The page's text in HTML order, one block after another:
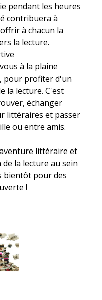
pendant les heures
contribuera à
à chacun la
la lecture.
à la plaine
pour profiter d'un
la lecture. C'est
échanger
littéraires et passer
ou entre amis.
littéraire et
la lecture au sein
bientôt pour des
!